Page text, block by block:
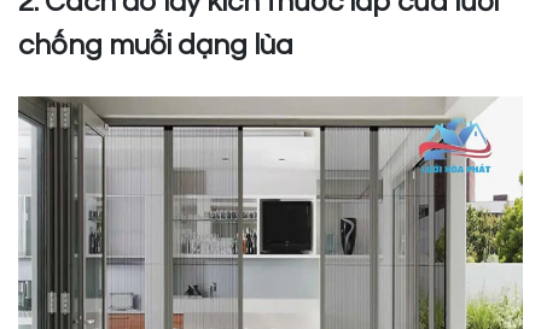
chống muỗi dạng lùa